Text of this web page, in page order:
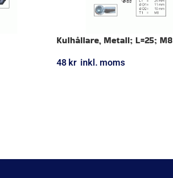
Kulhållare, Metall; L=25; M8
48 kr inkl. moms